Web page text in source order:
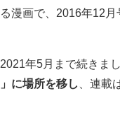
漫画で、2016年12
年5月まで続きまし
に場所を移し
、連載